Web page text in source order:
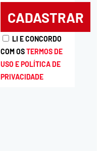
LI E CONCORDO
COM OSTERMOS DE
USO E POLÍTICA DE
PRIVACIDADE